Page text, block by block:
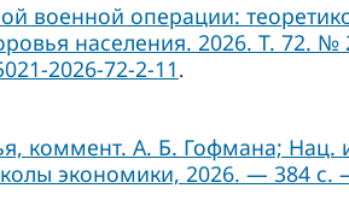
военной операции:
населения. 2026. Т. 72.
2026-72-2-11.
коммент. А. Б. Гофмана; Нац.
экономики, 2026. — 384 с.